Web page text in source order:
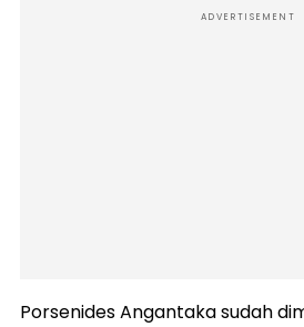
ADVERTISEMENT
Porsenides Angantaka sudah